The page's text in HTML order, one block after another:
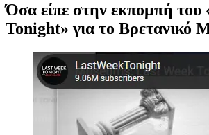
Όσα είπε στην εκπομπή του
Tonight» για το Βρετανικό